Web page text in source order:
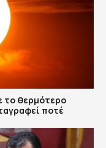
το θερμότερο
ποτέ